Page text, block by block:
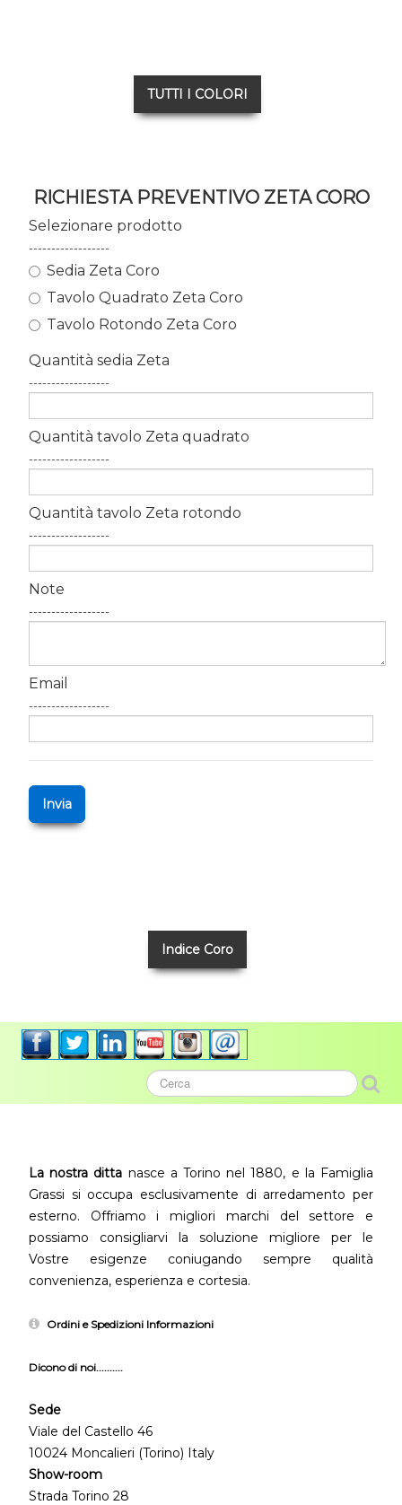
TUTTI I COLORI
RICHIESTA PREVENTIVO ZETA CORO
Selezionare prodotto
------------------
Sedia Zeta Coro
Tavolo Quadrato Zeta Coro
Tavolo Rotondo Zeta Coro
Quantità sedia Zeta
------------------
Quantità tavolo Zeta quadrato
------------------
Quantità tavolo Zeta rotondo
------------------
Note
------------------
Email
------------------
Invia
Indice Coro
La nostra ditta nasce a Torino nel 1880, e la Famiglia
Grassi si occupa esclusivamente di arredamento per
esterno. Offriamo i migliori marchi del settore e
possiamo consigliarvi la soluzione migliore per le
Vostre esigenze coniugando sempre qualità
convenienza, esperienza e cortesia.
Ordini e Spedizioni Informazioni
Dicono di noi..........
Sede
Viale del Castello 46
10024 Moncalieri (Torino) Italy
Show-room
Strada Torino 28